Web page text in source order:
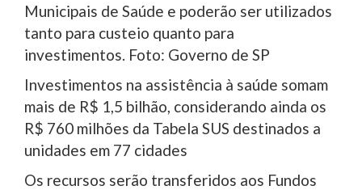
Municipais de Saúde e poderão ser utilizados
tanto para custeio quanto para
investimentos. Foto: Governo de SP
Investimentos na assistência à saúde somam
mais de R$ 1,5 bilhão, considerando ainda os
R$ 760 milhões da Tabela SUS destinados a
unidades em 77 cidades
Os recursos serão transferidos aos Fundos